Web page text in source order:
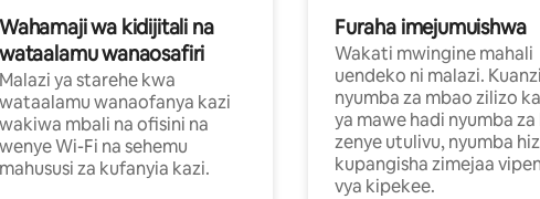
Wahamaji wa kidijitali na
wataalamu wanaosafiri
Malazi ya starehe kwa
wataalamu wanaofanya kazi
wakiwa mbali na ofisini na
wenye Wi-Fi na sehemu
mahususi za kufanyia kazi.
Furaha imejumuishwa
Wakati mwingine mahali
uendeko ni malazi.
nyumba za mbao zilizo
ya mawe hadi nyumba
zenye utulivu, nyumba
kupangisha zimejaa
vya kipekee.